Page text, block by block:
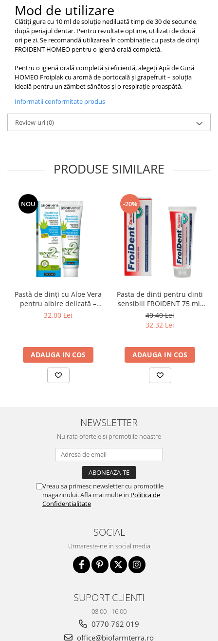
Mod de utilizare
Clătiți gura cu 10 ml de soluție nediluată timp de 30 de secunde,
după periajul dentar. Pentru rezultate optime, utilizați de două
ori pe zi. Se recomandă utilizarea în combinație cu pasta de dinți
FROIDENT HOMEO pentru o igienă orală completă.​
Pentru o igienă orală completă și eficientă, alegeți Apă de Gură
HOMEO Froiplak cu aromă de portocală și grapefruit – soluția
ideală pentru un zâmbet sănătos și o respirație proaspătă.
Informatii conformitate produs
Review-uri(0)
PRODUSE SIMILARE
NOU
Pastă de dinți cu Aloe Vera
pentru albire delicată –
Zuccari Protective
32,00 Lei
ADAUGA IN COS
-20%
Pasta de dinti pentru dinti
sensibili FROIDENT 75 ml,
Froika
40,40 Lei
32,32 Lei
ADAUGA IN COS
NEWSLETTER
Nu rata ofertele si promotiile noastre
Vreau sa primesc newsletter cu promotiile
magazinului. Afla mai multe in Politica de
Confidentialitate
SOCIAL
Urmareste-ne in social media
SUPORT CLIENTI
08:00 - 16:00
0770 762 019
office@biofarmterra.ro